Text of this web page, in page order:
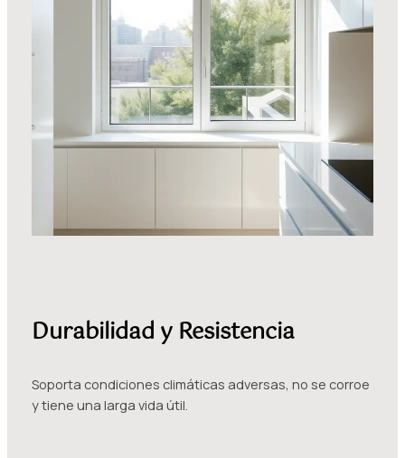
Durabilidad y Resistencia
Soporta condiciones climáticas adversas, no se corroe
y tiene una larga vida útil.